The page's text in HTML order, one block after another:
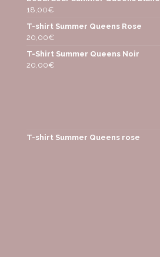
18,00€
T-shirt Summer Queens Rose
20,00€
T-Shirt Summer Queens Noir
20,00€
T-shirt Summer Queens rose